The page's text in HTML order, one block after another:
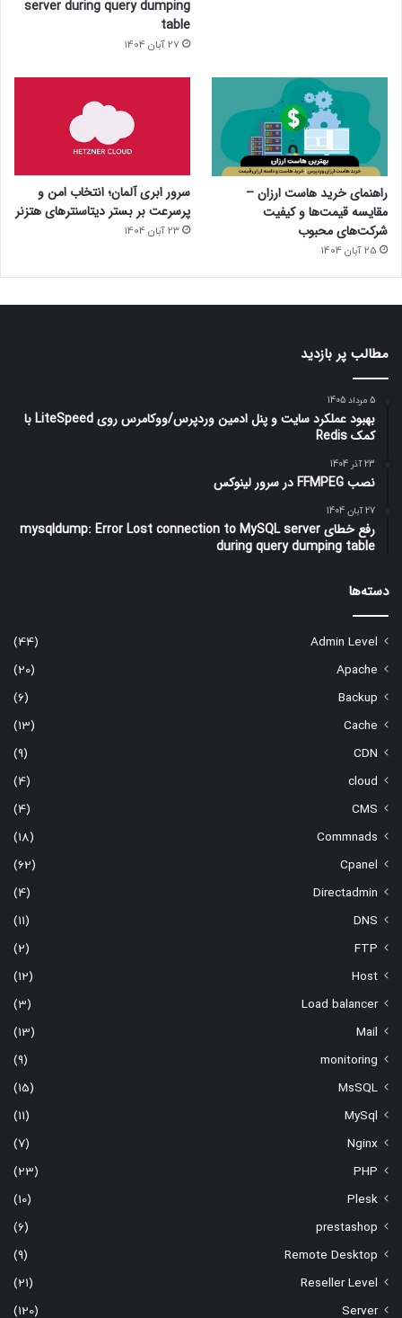
server during query dumping
table
27 آبان 1404
راهنمای خرید هاست ارزان –
مقایسه قیمت‌ها و کیفیت
شرکت‌های محبوب
25 آبان 1404
سرور ابری آلمان؛ انتخاب امن و
پرسرعت بر بستر دیتاسنترهای هتزنر
23 آبان 1404
مطالب پر بازدید
5 مرداد 1405
بهبود عملکرد سایت و پنل ادمین وردپرس/ووکامرس روی LiteSpeed با
کمک Redis
23 آذر 1404
نصب FFMPEG در سرور لینوکس
27 آبان 1404
رفع خطای mysqldump: Error Lost connection to MySQL server
during query dumping table
دسته‌ها
Admin Level
(44)
Apache
(20)
Backup
(6)
Cache
(13)
CDN
(9)
cloud
(4)
CMS
(4)
Commnads
(18)
Cpanel
(62)
Directadmin
(4)
DNS
(11)
FTP
(2)
Host
(12)
Load balancer
(3)
Mail
(13)
monitoring
(9)
MsSQL
(15)
MySql
(11)
Nginx
(7)
PHP
(23)
Plesk
(10)
prestashop
(6)
Remote Desktop
(9)
Reseller Level
(21)
Server
(120)